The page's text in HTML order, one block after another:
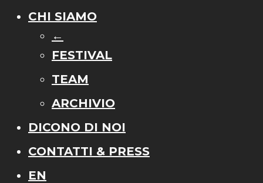
CHI SIAMO
←
FESTIVAL
TEAM
ARCHIVIO
DICONO DI NOI
CONTATTI & PRESS
EN